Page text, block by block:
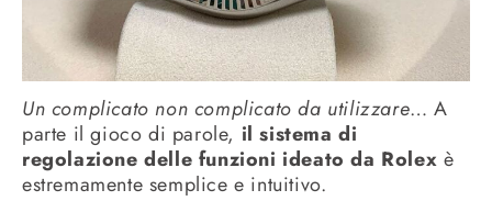
Un complicato non complicato da utilizzare… A
parte il gioco di parole, il sistema di
regolazione delle funzioni ideato da Rolex è
estremamente semplice e intuitivo.